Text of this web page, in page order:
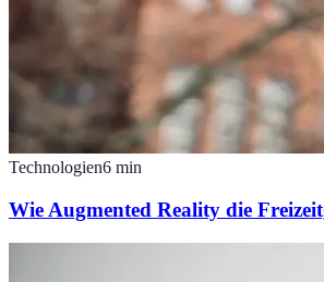
Technologien6 min
Wie Augmented Reality die